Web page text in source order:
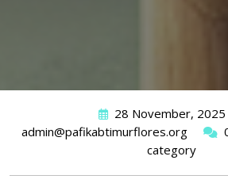
28 November, 2025
admin@pafikabtimurflores.org
category